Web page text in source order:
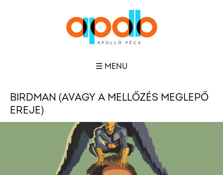
☰ MENU
BIRDMAN (AVAGY A MELLŐZÉS MEGLEPŐ
EREJE)